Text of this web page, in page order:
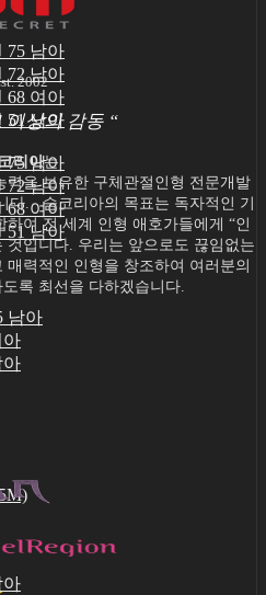
75 남아
72 남아
68 여아
51 남아
75 남아
72 남아
68 여아
51 남아
남아
아
아
아
2002
이상의 감동 “
리아는
력을 보유한 구체관절인형 전문개발
니다.숨코리아의 목표는 독자적인 기
하여 전 세계 인형 애호가들에게 “인
것입니다. 우리는 앞으로도 끊임없는
매력적인 인형을 창조하여 여러분의
록 최선을 다하겠습니다.